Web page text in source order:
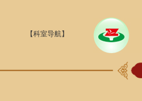
【科室导航】